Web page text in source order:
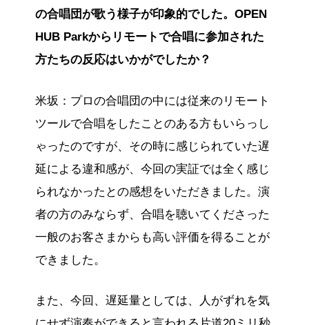
の合唱団が歌う様子が印象的でした。OPEN
HUB Parkからリモートで合唱に参加された
方たちの反応はいかがでしたか？
米坂：プロの合唱団の中には従来のリモート
ツールで合唱をしたことのある方もいらっし
ゃったのですが、その時に感じられていた遅
延による違和感が、今回の実証では全く感じ
られなかったとの感想をいただきました。演
者の方のみならず、合唱を聴いてくださった
一般のお客さまからも高い評価を得ることが
できました。
また、今回、遅延量としては、人がずれを気